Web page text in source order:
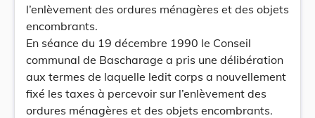
l’enlèvement des ordures ménagères et des objets
encombrants.
En séance du 19 décembre 1990 le Conseil
communal de Bascharage a pris une délibération
aux termes de laquelle ledit corps a nouvellement
fixé les taxes à percevoir sur l’enlèvement des
ordures ménagères et des objets encombrants.